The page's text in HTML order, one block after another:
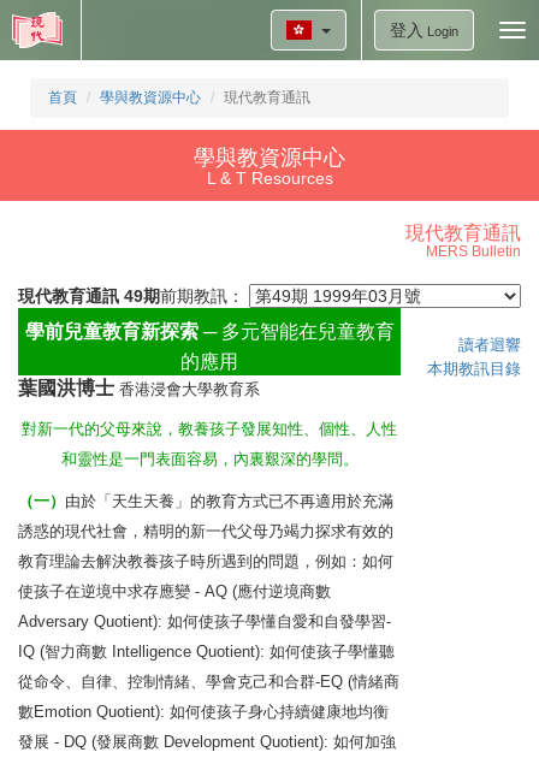
登入 Login
首頁 學與教資源中心 現代教育通訊
學與教資源中心
L & T Resources
現代教育通訊
MERS Bulletin
現代教育通訊 49期前期教訊：
學前兒童教育新探索─ 多元智能在兒童教育
的應用
葉國洪博士 香港浸會大學教育系
對新一代的父母來說，教養孩子發展知性、個性、人性
和靈性是一門表面容易，內裏艱深的學問。
（一） 由於「天生天養」的教育方式已不再適用於充滿
誘惑的現代社會，精明的新一代父母乃竭力探求有效的
教育理論去解決教養孩子時所遇到的問題，例如：如何
使孩子在逆境中求存應變 - AQ (應付逆境商數
Adversary Quotient): 如何使孩子學懂自愛和自發學習-
IQ (智力商數 Intelligence Quotient): 如何使孩子學懂聽
從命令、自律、控制情緒、學會克己和合群-EQ (情緒商
數Emotion Quotient): 如何使孩子身心持續健康地均衡
發展 - DQ (發展商數 Development Quotient): 如何加強
讀者迴響
本期教訊目錄